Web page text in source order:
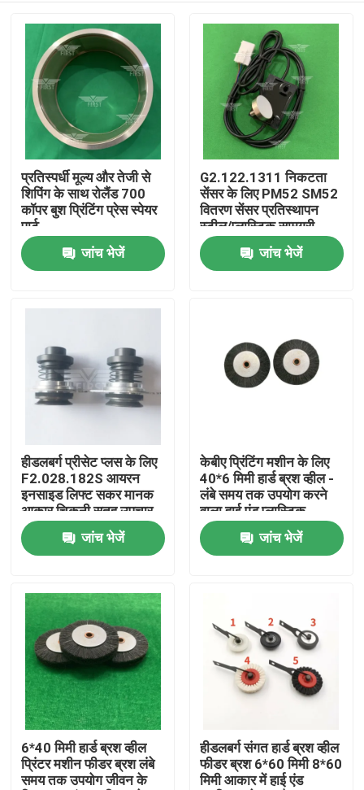
उत्पादों
कारखाने का दौरा
गुणवत्ता नियंत्रण
समाचार
मामले
ब्लॉग
ऑफसेट प्रिंटिंग पार्ट्स
प्रतिस्पर्धी मूल्य और तेजी से
शिपिंग के साथ रोलैंड 700
कॉपर बुश प्रिंटिंग प्रेस स्पेयर
पार्ट
जांच भेजें
G2.122.1311 निकटता
सेंसर के लिए PM52 SM52
वितरण सेंसर प्रतिस्थापन
स्टील/प्लास्टिक सामग्री
OMRON-E2Ex5ME1
जांच भेजें
हीडलबर्ग प्रीसेट प्लस के लिए
F2.028.182S आयरन
इनसाइड लिफ्ट सकर मानक
आकार चिकनी सतह उपचार
जांच भेजें
केबीए प्रिंटिंग मशीन के लिए
40*6 मिमी हार्ड ब्रश व्हील -
लंबे समय तक उपयोग करने
वाला हाई एंड प्लास्टिक
जांच भेजें
6*40 मिमी हार्ड ब्रश व्हील
प्रिंटर मशीन फीडर ब्रश लंबे
समय तक उपयोग जीवन के
हीडलबर्ग संगत हार्ड ब्रश व्हील
फीडर ब्रश 6*60 मिमी 8*60
मिमी आकार में हाई एंड